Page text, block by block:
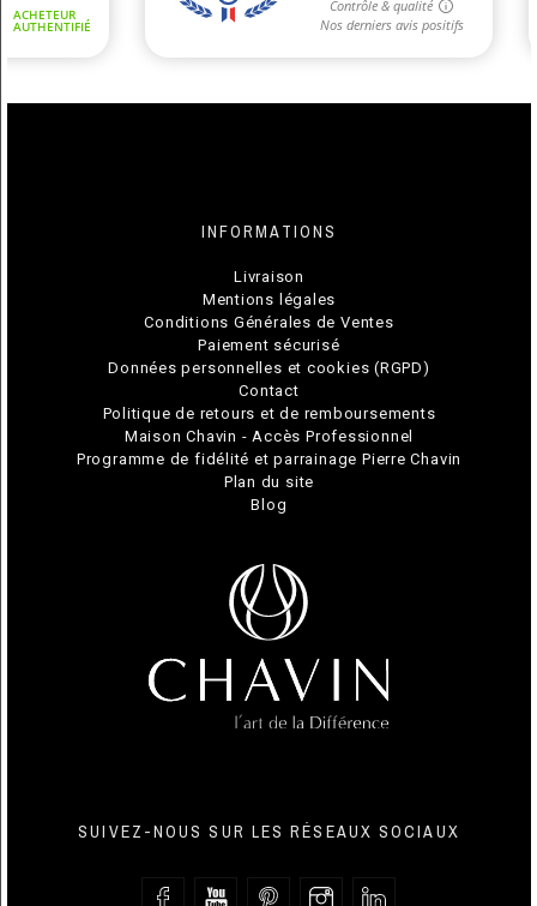
INFORMATIONS
Livraison
Mentions légales
Conditions Générales de Ventes
Paiement sécurisé
Données personnelles et cookies (RGPD)
Contact
Politique de retours et de remboursements
Maison Chavin - Accès Professionnel
Programme de fidélité et parrainage Pierre Chavin
Plan du site
Blog
SUIVEZ-NOUS SUR LES RÉSEAUX SOCIAUX